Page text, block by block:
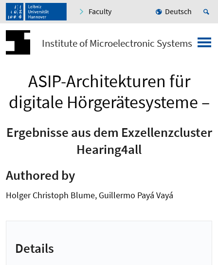
Faculty Deutsch
Institute of Microelectronic Systems
ASIP-Architekturen für
digitale Hörgerätesysteme –
Ergebnisse aus dem Exzellenzcluster
Hearing4all
Authored by
Holger Christoph Blume, Guillermo Payá Vayá
Details